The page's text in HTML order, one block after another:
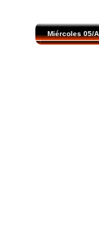
Miércoles 05/